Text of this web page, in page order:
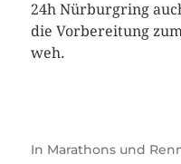
24h Nürburgring
die Vorbereitung
weh.
In Marathons und